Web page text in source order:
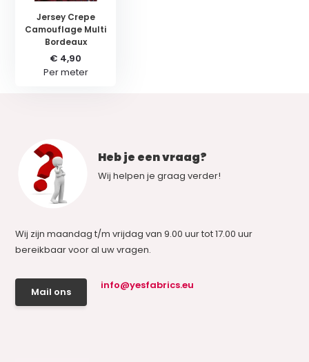
Jersey Crepe
Camouflage Multi
Bordeaux
€ 4,90
Per meter
Heb je een vraag?
Wij helpen je graag verder!
Wij zijn maandag t/m vrijdag van 9.00 uur tot 17.00 uur
bereikbaar voor al uw vragen.
Mail ons
info@yesfabrics.eu